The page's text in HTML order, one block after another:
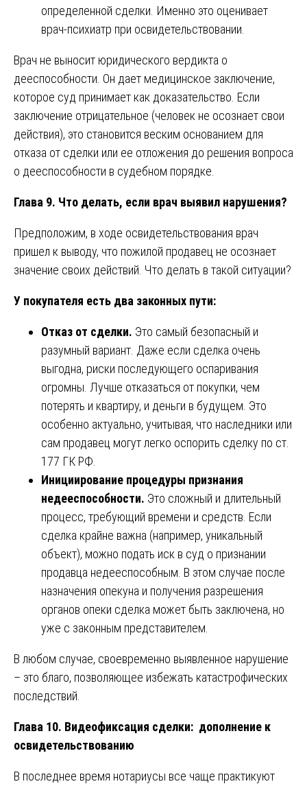
определенной сделки. Именно это оценивает
врач-психиатр при освидетельствовании.
Врач не выносит юридического вердикта о
дееспособности. Он дает медицинское заключение,
которое суд принимает как доказательство. Если
заключение отрицательное (человек не осознает свои
действия), это становится веским основанием для
отказа от сделки или ее отложения до решения вопроса
о дееспособности в судебном порядке.
Глава 9. Что делать, если врач выявил нарушения?
Предположим, в ходе освидетельствования врач
пришел к выводу, что пожилой продавец не осознает
значение своих действий. Что делать в такой ситуации?
У покупателя есть два законных пути:
Отказ от сделки. Это самый безопасный и
разумный вариант. Даже если сделка очень
выгодна, риски последующего оспаривания
огромны. Лучше отказаться от покупки, чем
потерять и квартиру, и деньги в будущем. Это
особенно актуально, учитывая, что наследники или
сам продавец могут легко оспорить сделку по ст.
177 ГК РФ.
Инициирование процедуры признания
недееспособности. Это сложный и длительный
процесс, требующий времени и средств. Если
сделка крайне важна (например, уникальный
объект), можно подать иск в суд о признании
продавца недееспособным. В этом случае после
назначения опекуна и получения разрешения
органов опеки сделка может быть заключена, но
уже с законным представителем.
В любом случае, своевременно выявленное нарушение
– это благо, позволяющее избежать катастрофических
последствий.
Глава 10. Видеофиксация сделки: дополнение к
освидетельствованию
В последнее время нотариусы все чаще практикуют